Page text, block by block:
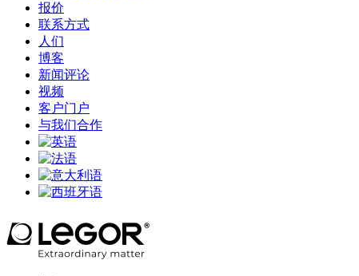
报价
联系方式
人们
博客
新闻评论
视频
客户门户
与我们合作